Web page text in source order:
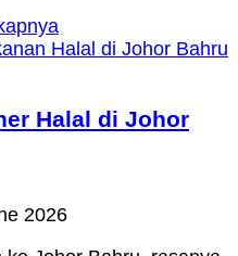
Halal di Johor
2026